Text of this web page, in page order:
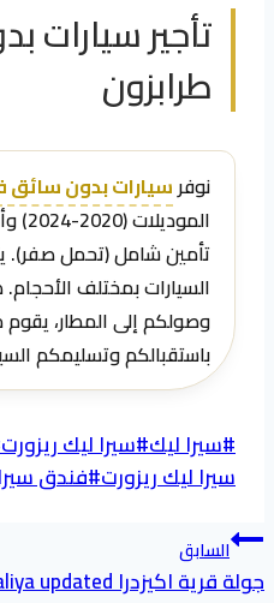
تأجير سيارات
طرابزون
نوفرسيارات بدون سائق
تأمين شامل (تحمل صفر).
السيارات بمختلف
وصولكم إلى المطار،
باستقبالكم وتسليمكم
وسوم
المقال:
#سيرا ليك#سيرا ليك ريزورت
سيرا ليك ريزورت#فندق
تصفّح
المقالات
السابق
جولة قرية اكيزدرا argaliya updated